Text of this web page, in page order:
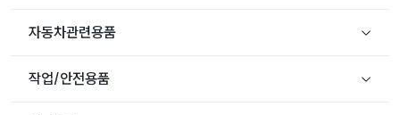
자동차관련용품
작업/안전용품